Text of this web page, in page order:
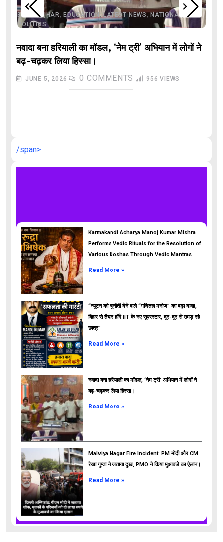
BIHAR,BIHAR, EDUCATION,LATEST NEWS,NATIONAL
POLITICS
नवादा बना हरियाली का मॉडल, ‘नेम ट्री’ अभियान में लोगों ने
बढ़-चढ़कर लिया हिस्सा।
JUNE 5, 2026 0 COMMENTS 956 VIEWS
/span>
ads
Karmakandi Acharya Manoj Kumar Mishra
Performs Vedic Rituals for the Resolution of
Various Doshas Through Vedic Mantras
Read More »
“न्यूटन को चुनौती देने वाले “गणितज्ञ मनोज” का बड़ा दावा!,
बिहार से तैयार होंगे IIT के नए सुपरस्टार, दूर-दूर से उमड़ रहे
छात्र”
Read More »
नवादा बना हरियाली का मॉडल, ‘नेम ट्री’ अभियान में लोगों ने
बढ़-चढ़कर लिया हिस्सा।
Read More »
Malviya Nagar Fire Incident: PM मोदी और CM
रेखा गुप्ता ने जताया दुख, PMO ने किया मुआवजे का ऐलान।
Read More »